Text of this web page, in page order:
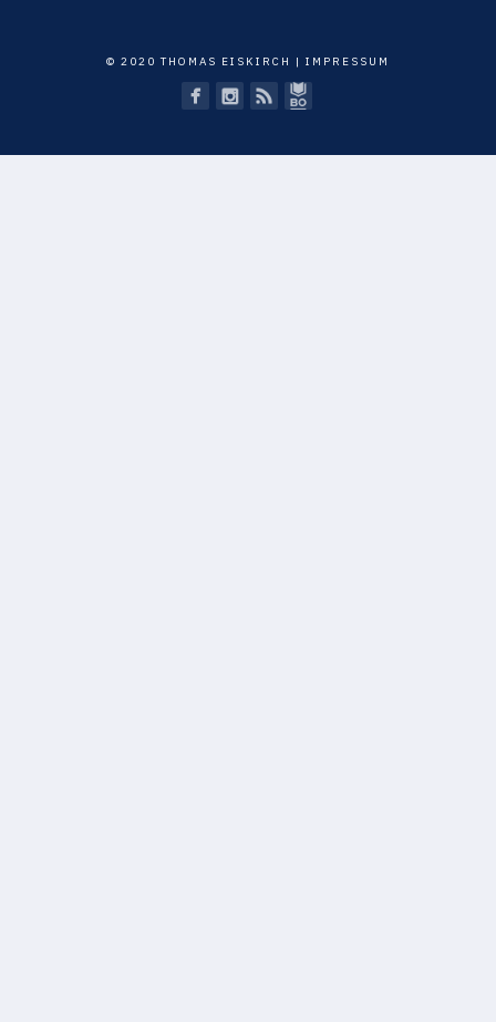
© 2020 THOMAS EISKIRCH | IMPRESSUM